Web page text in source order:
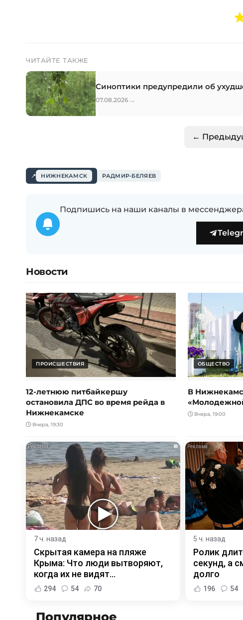
ЧИТАЙТЕ ТАКЖЕ
Синоптики предупредили об
07.08.2026 →
←
НИЖНЕКАМСК РАДМИР-БЕЛЯЕВ
Подпишись на наши каналы в
Новости
ПРОИСШЕСТВИЯ
12-летнюю питбайкершу
остановила ДПС во время рейда в
Нижнекамске
Вчера, 19:30
ОБЩЕСТВО
В
Вчера, 19:00
i
7 ч. назад
Скрытая камера на пляже
Крыма: Что люди вытворяют,
когда их не видят...
294 54 70
5 ч. назад
Ролик
секунд, а
долго
196 54
Популярное